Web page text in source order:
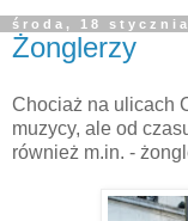
środa, 18 stycznia
Żonglerzy
Chociaż na ulicach
muzycy, ale od
również m.in. -